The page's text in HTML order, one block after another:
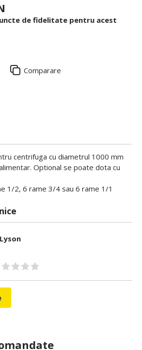
de fidelitate pentru acest
Comparare
centrifuga cu diametrul 1000 mm
Optional se poate dota cu
1/2, 6 rame 3/4 sau 6 rame 1/1
Lyson